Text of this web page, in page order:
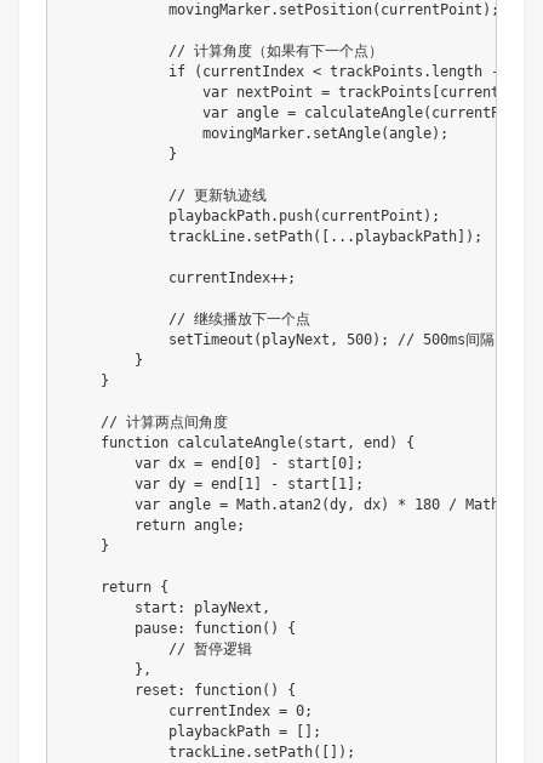
            movingMarker
. setPosition( currentPoint ) ;
// 计算角度（如果有下一个点）
if
( currentIndex < trackPoints . length -
var nextPoint = trackPoints
var angle = calculateAngle( currentPoint
                movingMarker
. setAngle(angle) ;
}
// 更新轨迹线
            playbackPath
. push( currentPoint ) ;
            trackLine
. setPath( ... playbackPath ) ;
            currentIndex
++;
// 继续播放下一个点
setTimeout ( playNext , 500) ;
// 500ms间隔
}
}
// 计算两点间角度
function calculateAngle( start , end )
{
var dx = end 0 - start 0
;
var dy = end 1 - start 1
;
var angle = Math.atan2(dy, dx) * 180 / Math
return angle;
}
return {
        start
: playNext ,
pause: function( )
{
// 暂停逻辑
} ,
reset : function( )
{
            currentIndex
= 0;
            playbackPath
=
;
            trackLine
. setPath( ) ;